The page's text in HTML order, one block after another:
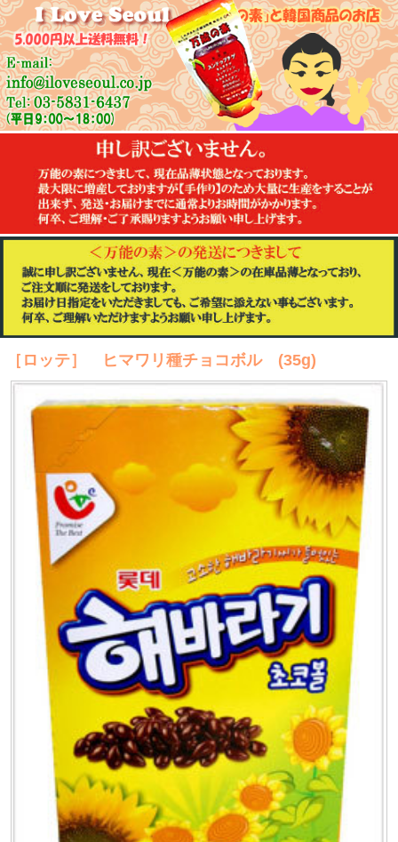
［ロッテ］ ヒマワリ種チョコボル (35g)